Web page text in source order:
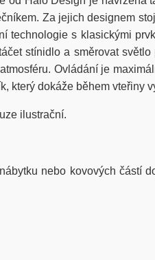
Za jejich designem
technologie s klasickými
stínidlo a směrovat
Ovládání je
, který dokáže během vteřiny
ilustrační.
nebo kovových částí